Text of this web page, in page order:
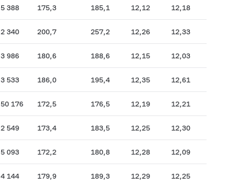
5 388 175,3 185,1 12,12 12,18
2 340 200,7 257,2 12,26 12,33
3 986 180,6 188,6 12,15 12,03
3 533 186,0 195,4 12,35 12,61
50 176 172,5 176,5 12,19 12,21
2 549 173,4 183,5 12,25 12,30
5 093 172,2 180,8 12,28 12,09
4 144 179,9 189,3 12,29 12,25